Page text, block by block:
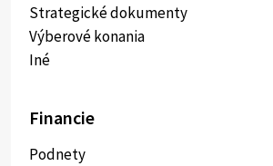
Strategické dokumenty
Výberové konania
Iné
Financie
Podnety